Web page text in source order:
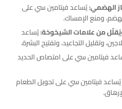
الهضمي:يُساعد فيتامين سي على
ومنع الإمساك.
من علامات الشيخوخة:يُساعد
وتقليل التجاعيد، وتفتيح البشرة.
فيتامين سي على امتصاص الحديد
يُساعد فيتامين سي على تحويل الطعام